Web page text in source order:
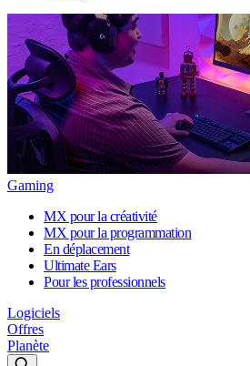
Gaming
MX pour la créativité
MX pour la programmation
En déplacement
Ultimate Ears
Pour les professionnels
Logiciels
Offres
Planète